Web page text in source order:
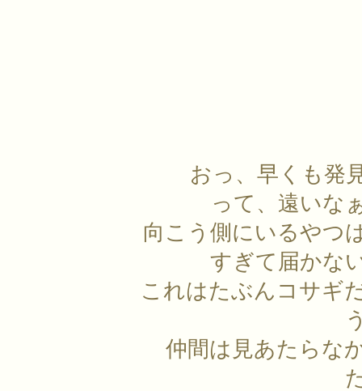
おっ、早くも発
って、遠いな
向こう側にいるやつ
すぎて届かな
これはたぶんコサギ
仲間は見あたらな